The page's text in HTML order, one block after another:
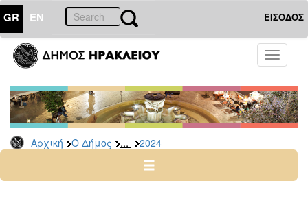
GR EN ΕΙΣΟΔΟΣ
Toggle
Αρχική Ο Δήμος ... 2024
ΔΗΜΟΣ
Δελτία
Τύπου
Αρχείο
2026
2024